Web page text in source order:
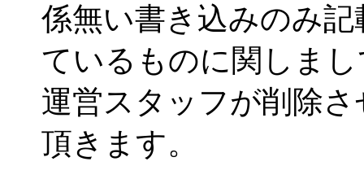
係無い書き込みのみ記
ているものに関しま
運営スタッフが削除さ
頂きます。